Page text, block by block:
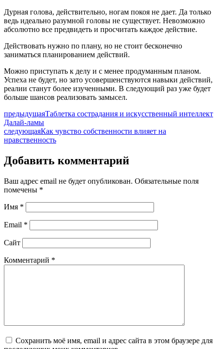
Дурная голова, действительно, ногам покоя не дает. Да только
ведь идеально разумной головы не существует. Невозможно
абсолютно все предвидеть и просчитать каждое действие.
Действовать нужно по плану, но не стоит бесконечно
заниматься планированием действий.
Можно приступать к делу и с менее продуманным планом.
Успеха не будет, но зато усовершенствуются навыки действий,
реалии станут более изученными. В следующий раз уже будет
больше шансов реализовать замысел.
предыдущаяТаблетка сострадания и искусственный интеллект
Далай-ламы
следующаяКак чувство собственности влияет на
нравственность
Добавить комментарий
Ваш адрес email не будет опубликован. Обязательные поля
помечены *
Имя *
Email *
Сайт
Комментарий *
Сохранить моё имя, email и адрес сайта в этом браузере для